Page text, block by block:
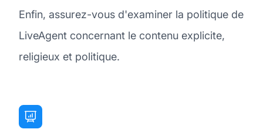
Enfin, assurez-vous d'examiner la politique de
LiveAgent concernant le contenu explicite,
religieux et politique.